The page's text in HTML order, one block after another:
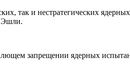
так и нестратегических
Эшли.
запрещении ядерных